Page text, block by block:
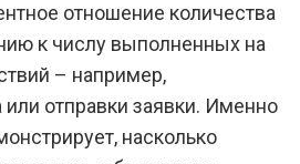
отношение количества
к числу выполненных на
– например,
отправки заявки. Именно
насколько